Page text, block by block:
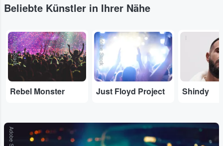
Beliebte Künstler in Ihrer Nähe
Adobe Stock
Rebel Monster
Adobe Stock
Just Floyd Project Shindy